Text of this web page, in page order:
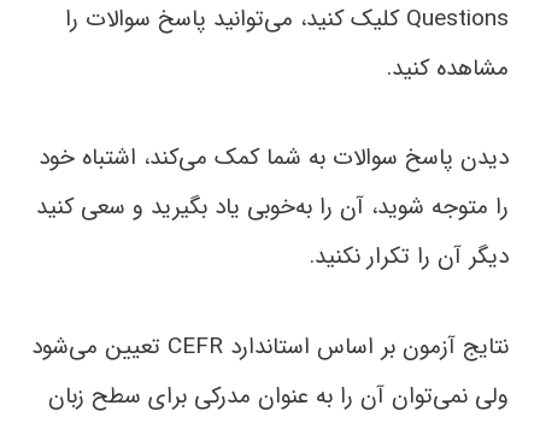
Questions کلیک کنید، می‌توانید پاسخ سوالات را
مشاهده کنید.
دیدن پاسخ سوالات به شما کمک می‌کند، اشتباه خود
را متوجه شوید، آن را به‌خوبی یاد بگیرید و سعی کنید
دیگر آن را تکرار نکنید.
نتایج آزمون بر اساس استاندارد CEFR تعیین می‌شود
ولی نمی‌توان آن را به‌ عنوان مدرکی برای سطح زبان